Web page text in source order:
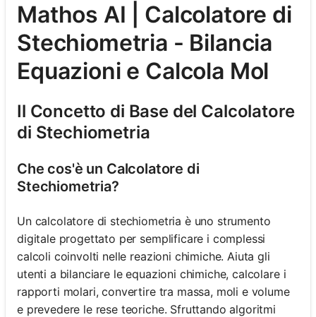
Mathos AI | Calcolatore di
Stechiometria - Bilancia
Equazioni e Calcola Mol
Il Concetto di Base del Calcolatore
di Stechiometria
Che cos'è un Calcolatore di
Stechiometria?
Un calcolatore di stechiometria è uno strumento
digitale progettato per semplificare i complessi
calcoli coinvolti nelle reazioni chimiche. Aiuta gli
utenti a bilanciare le equazioni chimiche, calcolare i
rapporti molari, convertire tra massa, moli e volume
e prevedere le rese teoriche. Sfruttando algoritmi